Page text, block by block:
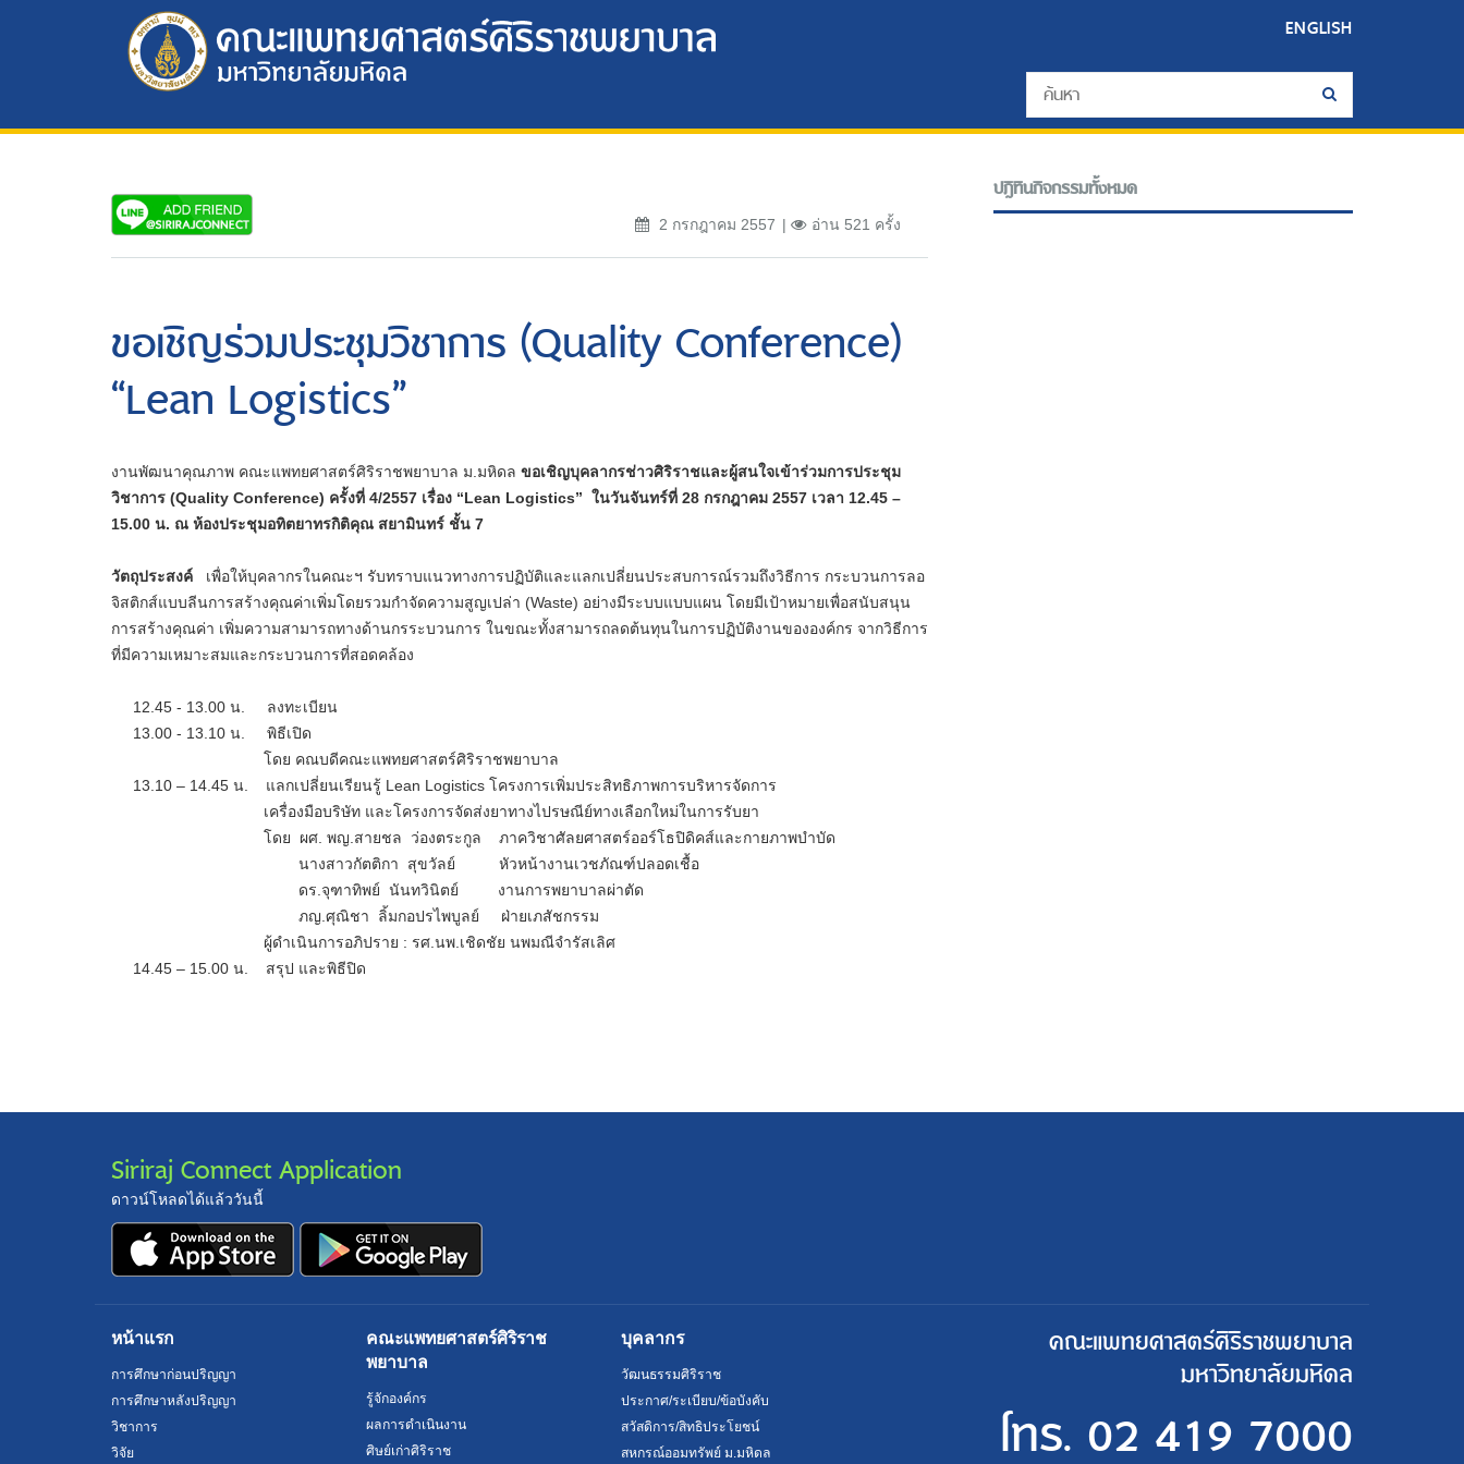
ENGLISH
2 กรกฎาคม 2557 อ่าน 521 ครั้ง
ขอเชิญร่วมประชุมวิชาการ (Quality Conference)
“Lean Logistics”
งานพัฒนาคุณภาพ คณะแพทยศาสตร์ศิริราชพยาบาล ม.มหิดล ขอเชิญบุคลากรช่าวศิริราชและผู้สนใจเข้าร่วมการประชุม
วิชาการ (Quality Conference) ครั้งที่ 4/2557 เรื่อง “Lean Logistics” ในวันจันทร์ที่ 28 กรกฎาคม 2557 เวลา 12.45 –
15.00 น. ณ ห้องประชุมอทิตยาทรกิติคุณ สยามินทร์ ชั้น 7
วัตถุประสงค์
เพื่อให้บุคลากรในคณะฯ รับทราบแนวทางการปฏิบัติและแลกเปลี่ยนประสบการณ์รวมถึงวิธีการ กระบวนการลอ
จิสติกส์แบบลีนการสร้างคุณค่าเพิ่มโดยรวมกำจัดความสูญเปล่า (Waste) อย่างมีระบบแบบแผน โดยมีเป้าหมายเพื่อสนับสนุน
การสร้างคุณค่า เพิ่มความสามารถทางด้านกรระบวนการ ในขณะทั้งสามารถลดต้นทุนในการปฏิบัติงานขององค์กร จากวิธีการ
ที่มีความเหมาะสมและกระบวนการที่สอดคล้อง
12.45 - 13.00 น. ลงทะเบียน
13.00 - 13.10 น. พิธีเปิด
โดย คณบดีคณะแพทยศาสตร์ศิริราชพยาบาล
13.10 – 14.45 น. แลกเปลี่ยนเรียนรู้ Lean Logistics โครงการเพิ่มประสิทธิภาพการบริหารจัดการ
เครื่องมือบริษัท และโครงการจัดส่งยาทางไปรษณีย์ทางเลือกใหม่ในการรับยา
โดย ผศ. พญ.สายชล ว่องตระกูล ภาควิชาศัลยศาสตร์ออร์โธปิดิคส์และกายภาพบำบัด
นางสาวกัตติกา สุขวัลย์ หัวหน้างานเวชภัณฑ์ปลอดเชื้อ
ดร.จุฑาทิพย์ นันทวินิตย์ งานการพยาบาลผ่าตัด
ภญ.ศุณิชา ลิ้มกอปรไพบูลย์ ฝ่ายเภสัชกรรม
ผู้ดำเนินการอภิปราย : รศ.นพ.เชิดชัย นพมณีจำรัสเลิศ
14.45 – 15.00 น. สรุป และพิธีปิด
ปฎิทินกิจกรรมทั้งหมด
Siriraj Connect Application
ดาวน์โหลดได้แล้ววันนี้
หน้าแรก
การศึกษาก่อนปริญญา
การศึกษาหลังปริญญา
วิชาการ
วิจัย
คณะแพทยศาสตร์ศิริราช
พยาบาล
รู้จักองค์กร
ผลการดำเนินงาน
ศิษย์เก่าศิริราช
บุคลากร
วัฒนธรรมศิริราช
ประกาศ/ระเบียบ/ข้อบังคับ
สวัสดิการ/สิทธิประโยชน์
สหกรณ์ออมทรัพย์ ม.มหิดล
คณะแพทยศาสตร์ศิริราชพยาบาล
มหาวิทยาลัยมหิดล
โทร. 02 419 7000